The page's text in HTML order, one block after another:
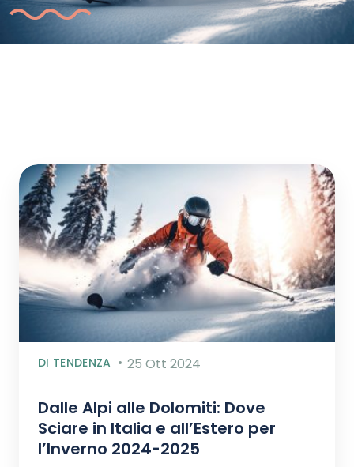
DI TENDENZA 25 Ott 2024
Dalle Alpi alle Dolomiti: Dove
Sciare in Italia e all’Estero per
l’Inverno 2024-2025